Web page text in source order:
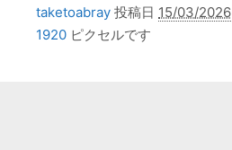
taketoabray 投稿日 15/03/2026
1920 ピクセルです